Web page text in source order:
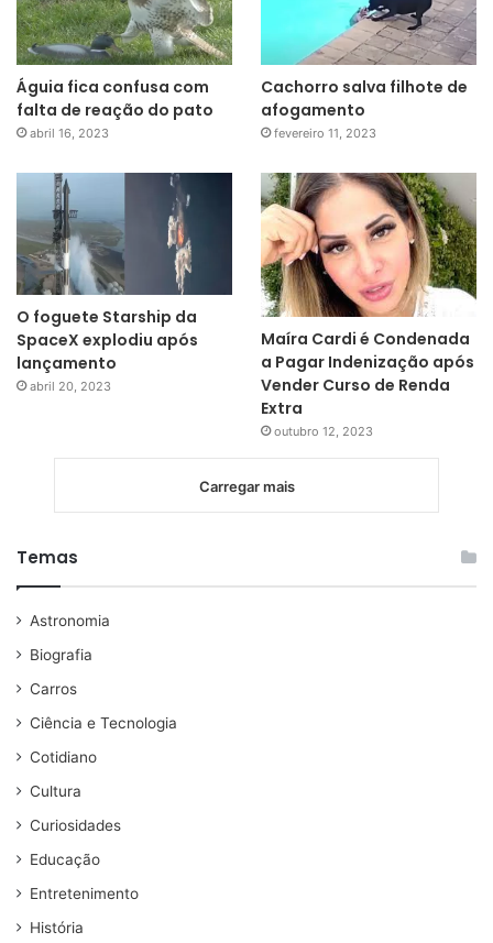
Águia fica confusa com
falta de reação do pato
abril 16, 2023
Cachorro salva filhote de
afogamento
fevereiro 11, 2023
O foguete Starship da
SpaceX explodiu após
lançamento
abril 20, 2023
Maíra Cardi é Condenada
a Pagar Indenização após
Vender Curso de Renda
Extra
outubro 12, 2023
Carregar mais
Temas
Astronomia
Biografia
Carros
Ciência e Tecnologia
Cotidiano
Cultura
Curiosidades
Educação
Entretenimento
História